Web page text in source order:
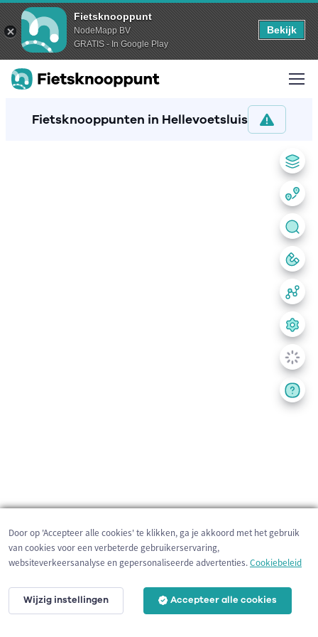
Fietsknooppunt
NodeMapp BV
GRATIS - In Google Play
Bekijk
Fietsknooppunten in Hellevoetsluis
2 km
Door op 'Accepteer alle cookies' te klikken, ga je akkoord met het gebruik
van cookies voor een verbeterde gebruikerservaring,
websiteverkeersanalyse en gepersonaliseerde advertenties.Cookiebeleid
Wijzig instellingen Accepteer alle cookies